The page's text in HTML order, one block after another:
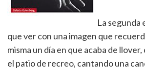
La segunda
que ver con una imagen que
misma un día en que acaba de
el patio de recreo, cantando una